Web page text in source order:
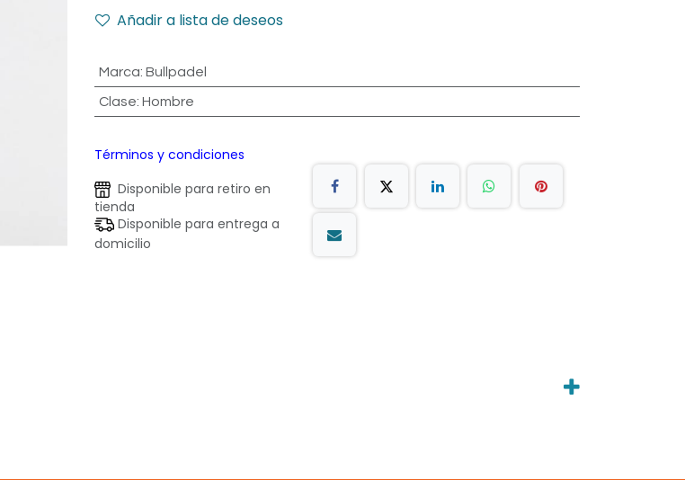
Añadir a lista de deseos
Marca: Bullpadel
Clase: Hombre
Términos y condiciones
Disponible para retiro en
tienda
Disponible para entrega a
domicilio